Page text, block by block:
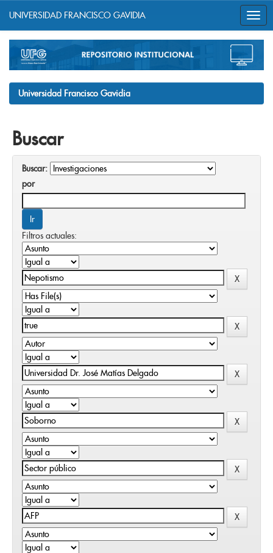
navigation
UNIVERSIDAD FRANCISCO GAVIDIA
Universidad Francisco Gavidia
Buscar
Buscar:
por
Filtros actuales: